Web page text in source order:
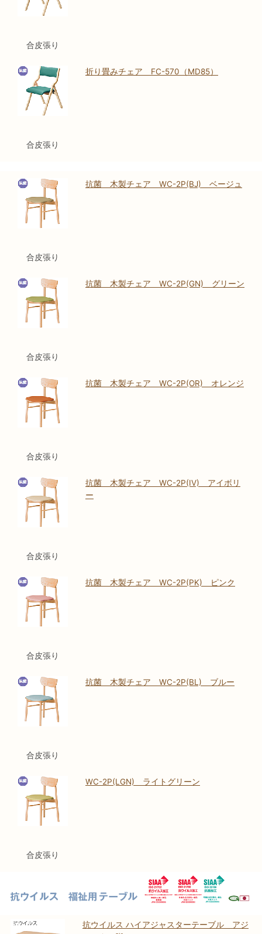
合皮張り
合皮張り
折り畳みチェア FC-570（MD85）
合皮張り
抗菌 木製チェア WC-2P(BJ) ベージュ
合皮張り
抗菌 木製チェア WC-2P(GN) グリーン
合皮張り
抗菌 木製チェア WC-2P(OR) オレンジ
合皮張り
抗菌 木製チェア WC-2P(IV) アイボリ
ー
合皮張り
抗菌 木製チェア WC-2P(PK) ピンク
合皮張り
抗菌 木製チェア WC-2P(BL) ブルー
合皮張り
WC-2P(LGN) ライトグリーン
抗ウイルス ハイアジャスターテーブル アジ